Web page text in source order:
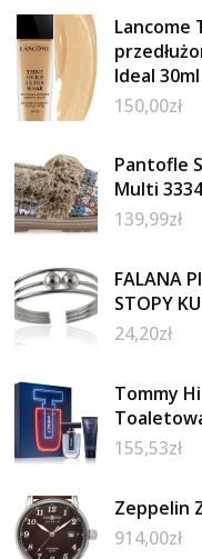
Lancome
Ideal 30ml
150,00zł
Pantofle
Multi
139,99zł
FALANA
STOPY
24,20zł
Tommy
155,53zł
Zeppelin
914,00zł